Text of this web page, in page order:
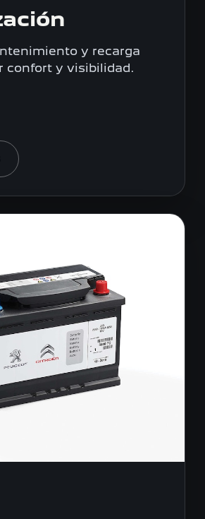
y recarga
confort y visibilidad.